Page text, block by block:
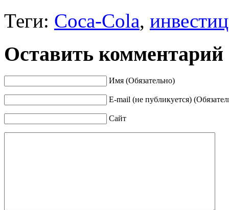
Теги: Coca-Cola,
Оставить комментарий
Имя (Обязательно)
E-mail (не публикуется)
Сайт